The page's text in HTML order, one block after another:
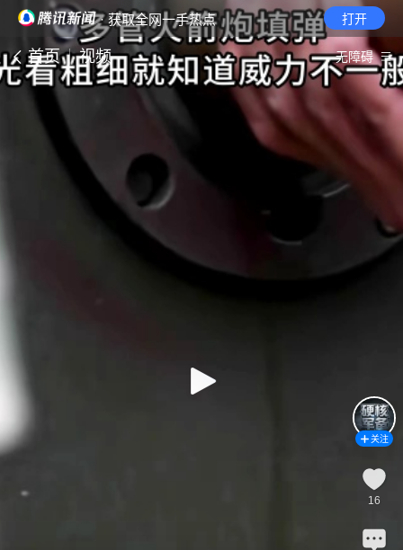
· 获取全网一手热点 打开
首页 视频 无障碍
关注
16